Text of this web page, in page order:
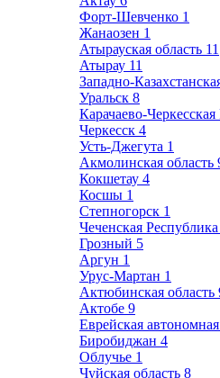
Форт-Шевченко 1
Жанаозен 1
Атырауская область 11
Атырау 11
Западно-
Уральск 8
Карачаево-
Черкесск 4
Усть-Джегута 1
Акмолинская область
Кокшетау 4
Косшы 1
Степногорск 1
Чеченская Республика
Грозный 5
Аргун 1
Урус-Мартан 1
Актюбинская область
Актобе 9
Еврейская
Биробиджан 4
Облучье 1
Чуйская область 8